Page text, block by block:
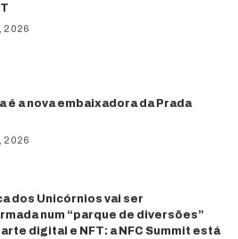
2026
é a nova embaixadora da Prada
2026
dos Unicórnios vai ser
num “parque de diversões”
arte digital e NFT: a NFC Summit está